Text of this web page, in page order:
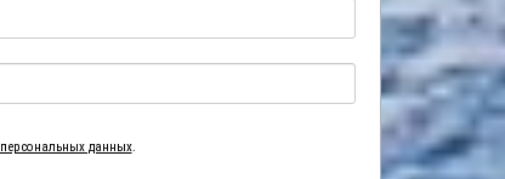
персональных данных.